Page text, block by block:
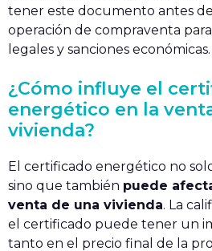
tener este documento antes
operación de compraventa
legales y sanciones económicas.
¿Cómo influye el
energético en la
vivienda?
El certificado energético no
sino que también puede
venta de una vivienda. La
el certificado puede tener un
tanto en el precio final de la